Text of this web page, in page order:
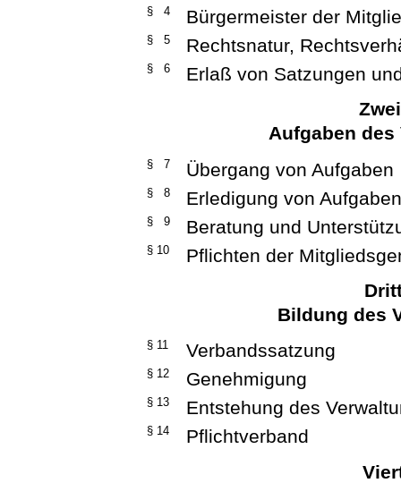
§ 4 Bürgermeister der
§ 5 Rechtsnatur,
§ 6
Erlaß von Satzungen
Aufgaben
§ 7 Übergang von Aufgaben
§ 8 Erledigung von
§ 9 Beratung und
§ 10
Pflichten der
Bildung des
§ 11 Verbandssatzung
§ 12 Genehmigung
§ 13 Entstehung des
§ 14
Pflichtverband